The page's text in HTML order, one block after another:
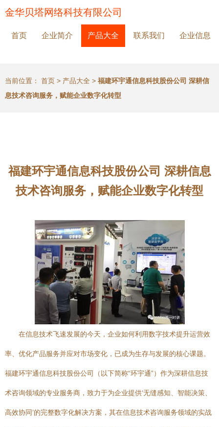
金华贝塔网络科技有限公司
首页 企业简介 产品大全 联系我们 企业信息
当前位置： 首页 > 产品大全 > 福建环宇通信息科技股份公司 深耕信
息技术咨询服务，赋能企业数字化转型
福建环宇通信息科技股份公司 深耕信息
技术咨询服务，赋能企业数字化转型
在信息技术飞速发展的今天，企业如何利用数字技术提升运营效
率、优化产品服务并应对市场变化，已成为生存与发展的核心课题。
福建环宇通信息科技股份公司（以下简称“环宇通”）作为深耕信息技
术咨询领域的专业服务商，致力于为企业提供‘无缝感知、智能决策、
高效协同’的完整数字化解决方案，其在信息技术咨询服务领域的实战